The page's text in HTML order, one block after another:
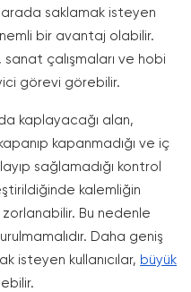
arada saklamak isteyen
bir avantaj olabilir.
sanat çalışmaları ve hobi
görevi görebilir.
kaplayacağı alan,
kapanmadığı ve iç
sağlamadığı kontrol
kalemliğin
Bu nedenle
Daha geniş
isteyen kullanıcılar, büyük